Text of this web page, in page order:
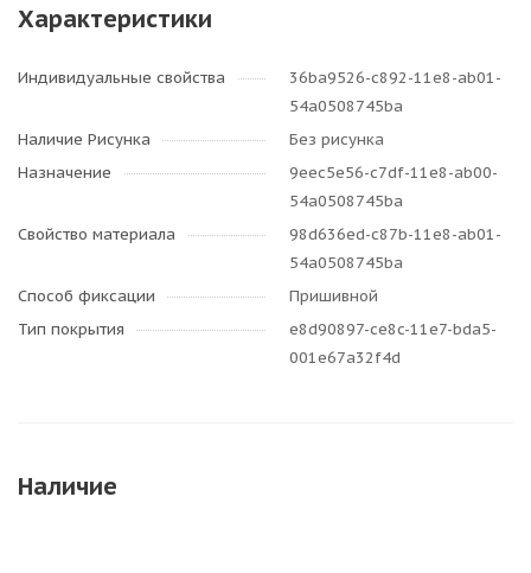
Характеристики
Индивидуальные свойства
36ba9526-c892-11e8-ab01-
54a0508745ba
Наличие Рисунка
Без рисунка
Назначение
9eec5e56-c7df-11e8-ab00-
54a0508745ba
Свойство материала
98d636ed-c87b-11e8-ab01-
54a0508745ba
Способ фиксации
Пришивной
Тип покрытия
e8d90897-ce8c-11e7-bda5-
001e67a32f4d
Наличие